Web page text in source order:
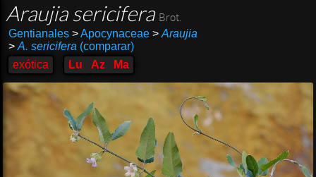
Araujia sericifera Brot.
Gentianales >Apocynaceae > Araujia
> A. sericifera (comparar)
exótica
Lu Az Ma